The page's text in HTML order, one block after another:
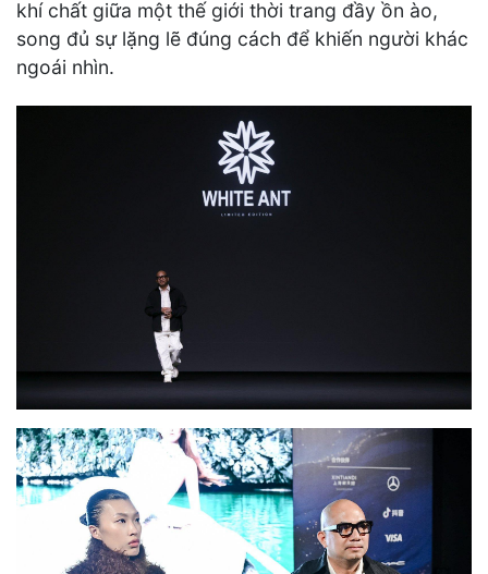
khí chất giữa một thế giới thời trang đầy ồn ào,
song đủ sự lặng lẽ đúng cách để khiến người khác
ngoái nhìn.